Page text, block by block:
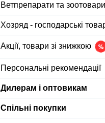
Ветпрепарати та
Хозряд - господарські
Акції, товари зі знижкою
Персональні рекомендації
Дилерам і оптовикам
Спільні покупки